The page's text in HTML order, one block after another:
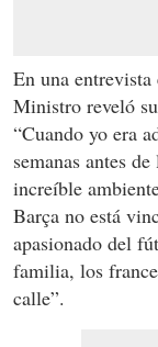
En una
Ministro reveló
“Cuando yo era
semanas antes
increíble
Barça no está
apasionado del
familia, los
calle”.